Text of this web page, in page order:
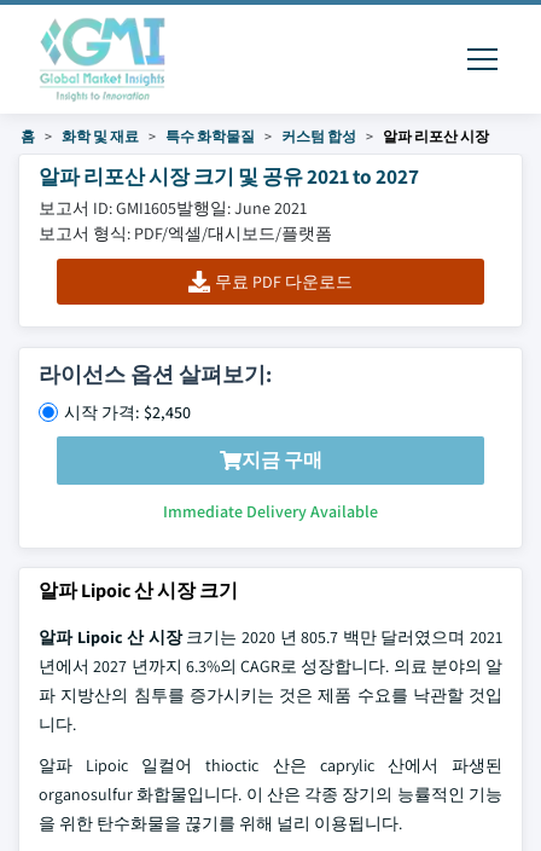
홈 화학 및 재료 특수 화학물질 커스텀 합성 알파 리포산 시장
알파 리포산 시장 크기 및 공유 2021 to 2027
보고서 ID: GMI1605발행일: June 2021
보고서 형식: PDF/엑셀/대시보드/플랫폼
무료 PDF 다운로드
라이선스 옵션 살펴보기:
시작 가격: $2,450
지금 구매
Immediate Delivery Available
알파 Lipoic 산 시장 크기
알파 Lipoic 산 시장크기는 2020 년 805.7 백만 달러였으며 2021
년에서 2027 년까지 6.3%의 CAGR로 성장합니다. 의료 분야의 알
파 지방산의 침투를 증가시키는 것은 제품 수요를 낙관할 것입
니다.
알파 Lipoic 일컬어 thioctic 산은 caprylic 산에서 파생된
organosulfur 화합물입니다. 이 산은 각종 장기의 능률적인 기능
을 위한 탄수화물을 끊기를 위해 널리 이용됩니다.